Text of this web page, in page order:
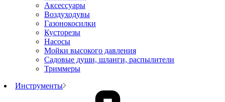
Аксессуары
Воздуходувы
Газонокосилки
Кусторезы
Насосы
Мойки высокого давления
Садовые души, шланги, распылители
Триммеры
Инструменты